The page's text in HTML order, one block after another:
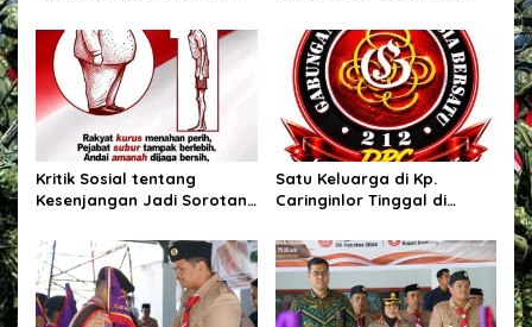
Karhutla
PEGAWAI BPN PAREPARE
DILAPORKAN KE POLRES!
Kritik Sosial tentang
Kesenjangan Jadi Sorotan,
Integritas dan
Pemberantasan Korupsi
Satu Keluarga di Kp.
Caringinlor Tinggal di
Tidak tersentuh bantuan
pemerintah